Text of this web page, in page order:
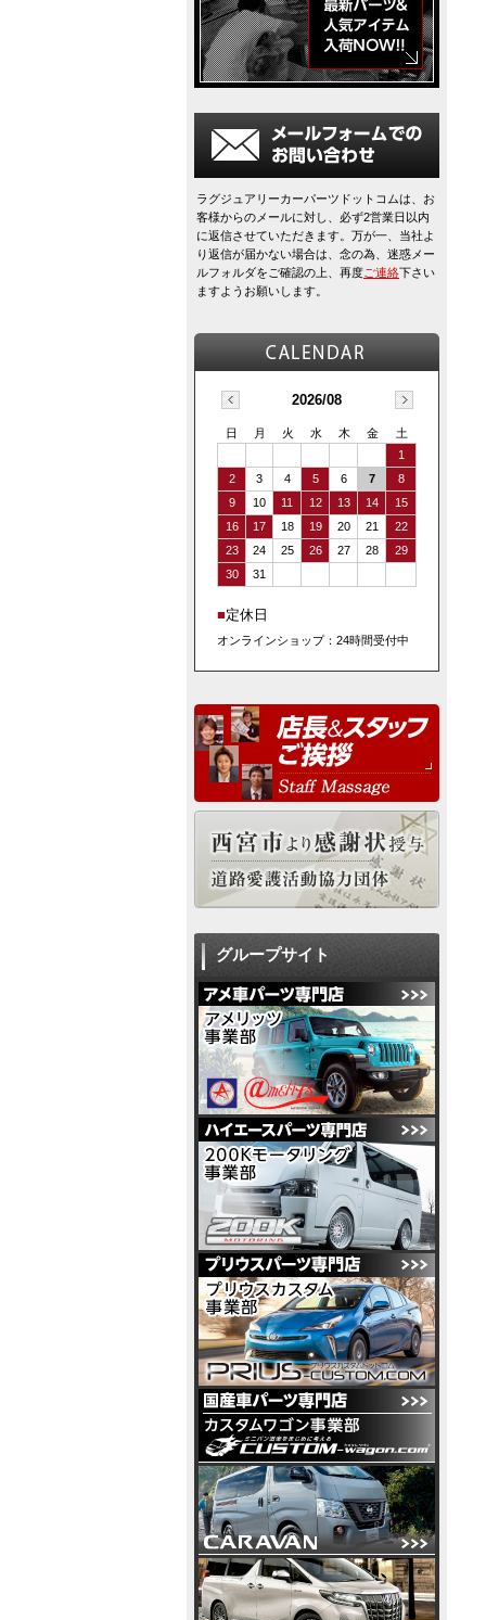
ラグジュアリーカーパーツドットコムは、お
客様からのメールに対し、必ず2営業日以内
に返信させていただきます。万が一、当社よ
り返信が届かない場合は、念の為、迷惑メー
ルフォルダをご確認の上、再度ご連絡下さい
ますようお願いします。
2026/08
日 月 火 水 木 金
土
1
2
3 4 5 6 7
8
9
10 11 12 13 14
15
16
17 18 19 20 21
22
23
24 25 26 27 28
29
30
31
■定休日
オンラインショップ：24時間受付中
グループサイト